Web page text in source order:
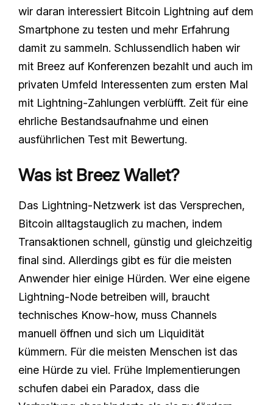
wir daran interessiert Bitcoin Lightning auf dem
Smartphone zu testen und mehr Erfahrung
damit zu sammeln. Schlussendlich haben wir
mit Breez auf Konferenzen bezahlt und auch im
privaten Umfeld Interessenten zum ersten Mal
mit Lightning-Zahlungen verblüfft. Zeit für eine
ehrliche Bestandsaufnahme und einen
ausführlichen Test mit Bewertung.
Was ist Breez Wallet?
Das Lightning-Netzwerk ist das Versprechen,
Bitcoin alltagstauglich zu machen, indem
Transaktionen schnell, günstig und gleichzeitig
final sind. Allerdings gibt es für die meisten
Anwender hier einige Hürden. Wer eine eigene
Lightning-Node betreiben will, braucht
technisches Know-how, muss Channels
manuell öffnen und sich um Liquidität
kümmern. Für die meisten Menschen ist das
eine Hürde zu viel. Frühe Implementierungen
schufen dabei ein Paradox, dass die